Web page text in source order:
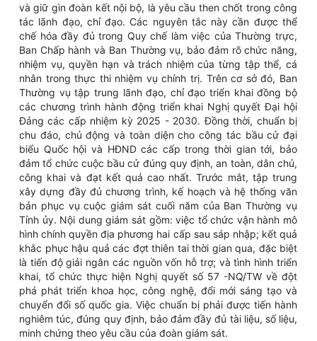
và giữ gìn đoàn kết nội bộ, là yêu cầu then chốt trong công
tác lãnh đạo, chỉ đạo. Các nguyên tắc này cần được thể
chế hóa đầy đủ trong Quy chế làm việc của Thường trực,
Ban Chấp hành và Ban Thường vụ, bảo đảm rõ chức năng,
nhiệm vụ, quyền hạn và trách nhiệm của từng tập thể, cá
nhân trong thực thi nhiệm vụ chính trị. Trên cơ sở đó, Ban
Thường vụ tập trung lãnh đạo, chỉ đạo triển khai đồng bộ
các chương trình hành động triển khai Nghị quyết Đại hội
Đảng các cấp nhiệm kỳ 2025 - 2030. Đồng thời, chuẩn bị
chu đáo, chủ động và toàn diện cho công tác bầu cử đại
biểu Quốc hội và HĐND các cấp trong thời gian tới, bảo
đảm tổ chức cuộc bầu cử đúng quy định, an toàn, dân chủ,
công khai và đạt kết quả cao nhất. Trước mắt, tập trung
xây dựng đầy đủ chương trình, kế hoạch và hệ thống văn
bản phục vụ cuộc giám sát cuối năm của Ban Thường vụ
Tỉnh ủy. Nội dung giám sát gồm: việc tổ chức vận hành mô
hình chính quyền địa phương hai cấp sau sáp nhập; kết quả
khắc phục hậu quả các đợt thiên tai thời gian qua, đặc biệt
là tiến độ giải ngân các nguồn vốn hỗ trợ; và tình hình triển
khai, tổ chức thực hiện Nghị quyết số 57 -NQ/TW về đột
phá phát triển khoa học, công nghệ, đổi mới sáng tạo và
chuyển đổi số quốc gia. Việc chuẩn bị phải được tiến hành
nghiêm túc, đúng quy định, bảo đảm đầy đủ tài liệu, số liệu,
minh chứng theo yêu cầu của đoàn giám sát.